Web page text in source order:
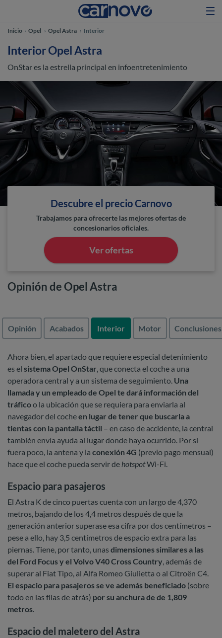
Inicio Opel Opel Astra Interior
Interior Opel Astra
OnStar es la estrella principal en infoentretenimiento
Descubre el precio Carnovo
Trabajamos para ofrecerte las mejores ofertas de
concesionarios oficiales.
Ver ofertas
Opinión de Opel Astra
Opinión Acabados Interior Motor Conclusiones
Ahora bien, el apartado que requiere especial detenimiento
es el sistema Opel OnStar, que conecta el coche a una
operadora central y a un sistema de seguimiento. Una
llamada y un empleado de Opel te dará información del
tráficoo la ubicación que se requiera para enviarla al
navegador del cocheen lugar de tener que buscarla a
tientas con la pantalla táctil – en caso de accidente, la central
también envía ayuda al lugar donde haya ocurrido. Por si
fuera poco, la antena y la conexión 4G (previo pago mensual)
hace que el coche pueda servir de hotspotWi-Fi.
Espacio para pasajeros
El Astra K de cinco puertas cuenta con un largo de 4,370
metros, bajando de los 4,4 metros después de que la
generación anterior superase esa cifra por dos centímetros –
pese a ello, hay 3,5 centímetros de espacio extra para las
piernas. Tiene, por tanto, unas dimensiones similares a las
del Ford Focus y el Volvo V40 Cross Country, además de
superar al Fiat Tipo, al Alfa Romeo Giulietta o al Citroën C4.
El espacio para pasajeros se ve además beneficiado (sobre
todo en las filas de atrás) por su anchura de de 1,809
metros.
Espacio del maletero del Astra